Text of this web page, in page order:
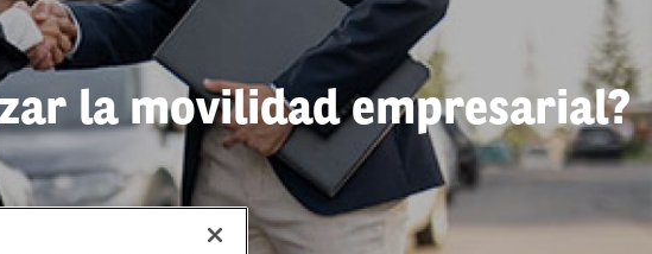
la movilidad empresarial?